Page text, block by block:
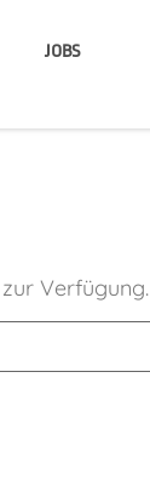
JOBS
Verfügung.